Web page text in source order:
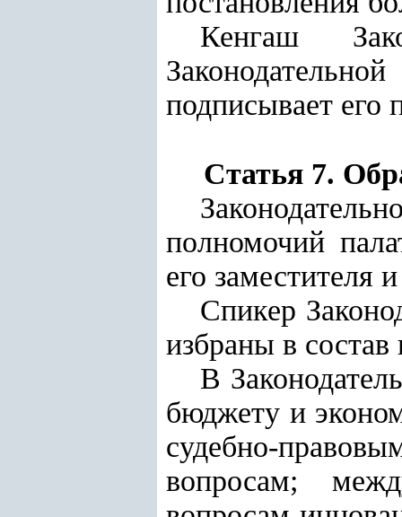
Кенгаш
подписывает его
Статья 7.
полномочий
его заместителя
Спикер
избраны в состав
В
бюджету и
судебно-
вопросам;